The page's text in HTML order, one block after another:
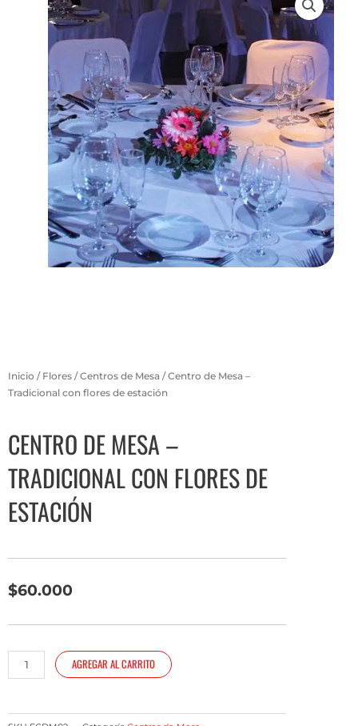
Inicio / Flores / Centros de Mesa / Centro de Mesa –
Tradicional con flores de estación
CENTRO DE MESA –
TRADICIONAL CON FLORES DE
ESTACIÓN
$60.000
Centro
AGREGAR AL CARRITO